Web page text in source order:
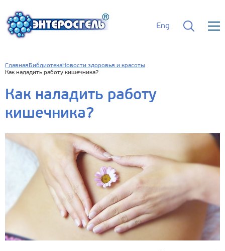
Eng
Главная БиблиотекаНовости здоровья и красоты
Как наладить работу кишечника?
Как наладить работу
кишечника?